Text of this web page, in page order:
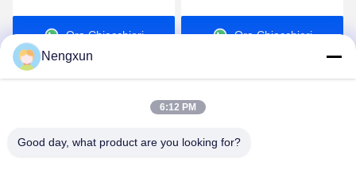
Ora Chiacchieri
Drone Wifi Bluetooth
JammerOra Chiacchieri
Nengxun Communication Technology Co.,Ltd.
Nengxun
6:12 PM
Good day, what product are you looking for?